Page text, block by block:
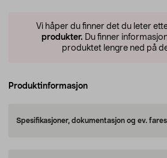
Vi håper du finner det du leter
produkter. Du finner
produktet lengre ned på
Produktinformasjon
Spesifikasjoner, dokumentasjon og ev.